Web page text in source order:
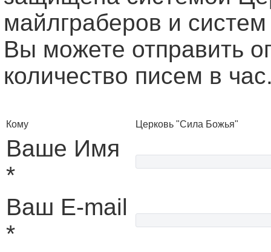
майлграберов и
Вы можете отправить
количество писем в
Кому Церковь "Сила Божья"
Ваше Имя
*
Ваш E-mail
*